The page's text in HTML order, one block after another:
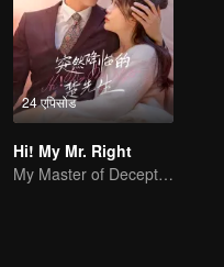
24 एपिसोड
Hi! My Mr. Right
My Master of Deception Girlfriend